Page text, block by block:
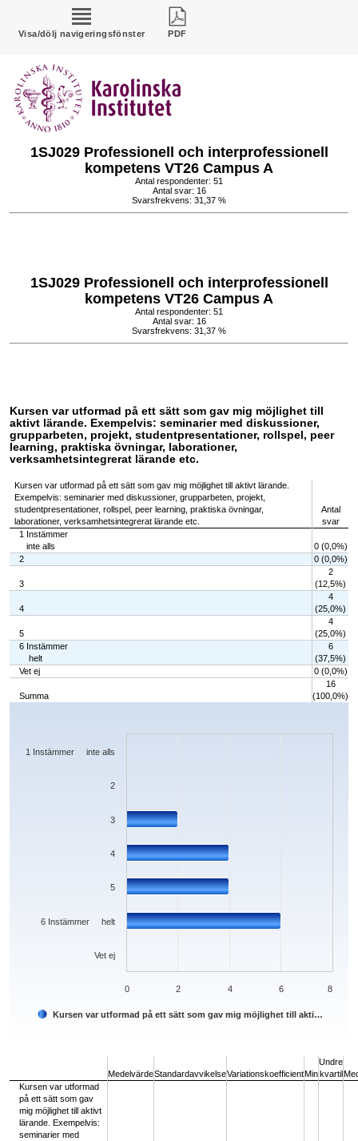
Visa/dölj navigeringsfönster PDF
1SJ029 Professionell och interprofessionell
kompetens VT26 Campus A
Antal respondenter: 51
Antal svar: 16
Svarsfrekvens: 31,37 %
1SJ029 Professionell och interprofessionell
kompetens VT26 Campus A
Antal respondenter: 51
Antal svar: 16
Svarsfrekvens: 31,37 %
Kursen var utformad på ett sätt som gav mig möjlighet till
aktivt lärande. Exempelvis: seminarier med diskussioner,
grupparbeten, projekt, studentpresentationer, rollspel, peer
learning, praktiska övningar, laborationer,
verksamhetsintegrerat lärande etc.
Kursen var utformad på ett sätt som gav mig möjlighet till aktivt lärande.
Exempelvis: seminarier med diskussioner, grupparbeten, projekt,
studentpresentationer, rollspel, peer learning, praktiska övningar,
laborationer, verksamhetsintegrerat lärande etc.
Antal
svar
1 Instämmer
inte alls
0 (0,0%)
2
0 (0,0%)
3
2
(12,5%)
4
4
(25,0%)
5
4
(25,0%)
6 Instämmer
helt
6
(37,5%)
Vet ej
0 (0,0%)
Summa
16
(100,0%)
Chart
The chart has 1 X axis displaying categories.
Kursen var utformad på ett sätt som gav mig möjlighet till akti…
Vet ej
6 Instämmer helt
5
4
3
2
1 Instämmer inte alls
0 2 4 6 8
MedelvärdeStandardavvikelseVariationskoefficientMin
Undre
kvartil
Kursen var utformad
på ett sätt som gav
mig möjlighet till aktivt
lärande. Exempelvis:
seminarier med